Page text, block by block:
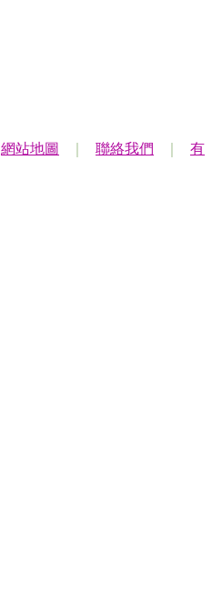
網站地圖 聯絡我們
有